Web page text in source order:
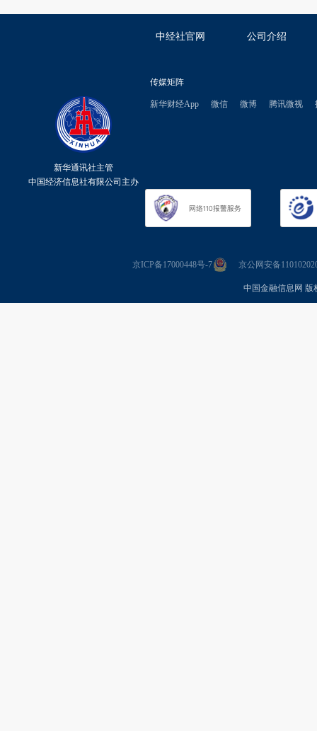
中经社官网 公司介绍
新华通讯社主管
中国经济信息社有限公司主办
传媒矩阵
新华财经App 微信 微博 腾讯微视
京ICP备17000448号-7 京公网安备
中国金融信息网 版